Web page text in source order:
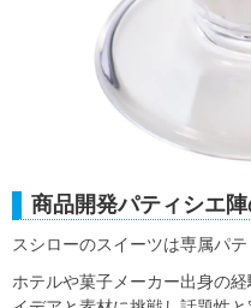
商品開発パティシエ
スシローのスイーツは専属パテ
ホテルや菓子メーカー出身の